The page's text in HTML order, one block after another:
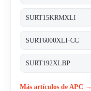
SURT15KRMXLI
SURT6000XLI-CC
SURT192XLBP
Más artículos de APC →